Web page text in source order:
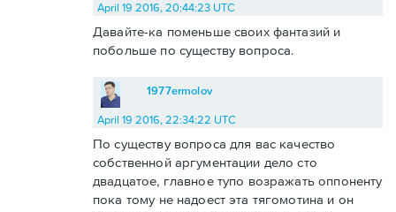
April 19 2016, 20:44:23 UTC
Давайте-ка поменьше своих фантазий и
побольше по существу вопроса.
1977ermolov
April 19 2016, 22:34:22 UTC
По существу вопроса для вас качество
собственной аргументации дело сто
двадцатое, главное тупо возражать оппоненту
пока тому не надоест эта тягомотина и он